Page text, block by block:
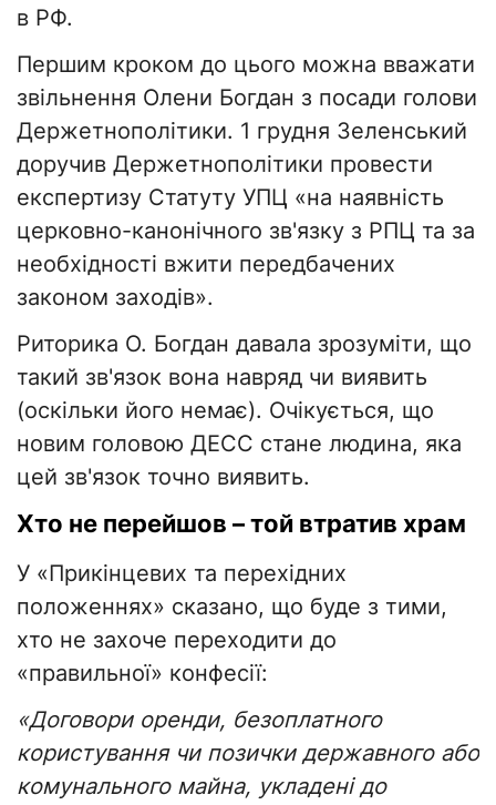
в РФ.
Першим кроком до цього можна вважати
звільнення Олени Богдан з посади голови
Держетнополітики. 1 грудня Зеленський
доручив Держетнополітики провести
експертизу Статуту УПЦ «на наявність
церковно-канонічного зв'язку з РПЦ та за
необхідності вжити передбачених
законом заходів».
Риторика О. Богдан давала зрозуміти, що
такий зв'язок вона навряд чи виявить
(оскільки його немає). Очікується, що
новим головою ДЕСС стане людина, яка
цей зв'язок точно виявить.
Хто не перейшов – той втратив храм
У «Прикінцевих та перехідних
положеннях» сказано, що буде з тими,
хто не захоче переходити до
«правильної» конфесії:
«Договори оренди, безоплатного
користування чи позички державного або
комунального майна, укладені до